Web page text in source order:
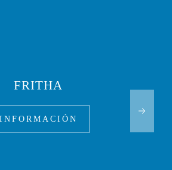
FRITHA
INFORMACIÓN